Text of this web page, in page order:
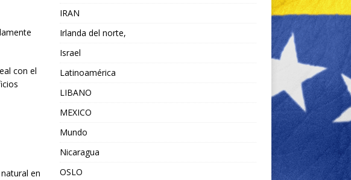
con el
en
IRAN
Irlanda del norte,
Israel
Latinoamérica
LIBANO
MEXICO
Mundo
Nicaragua
OSLO